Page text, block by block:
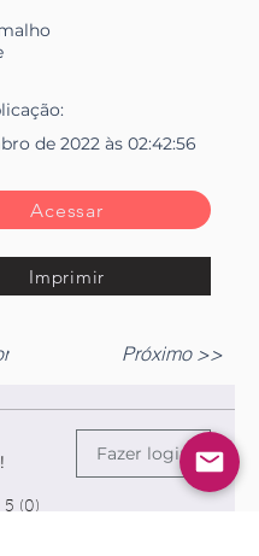
de 2022 às 02:42:56
Acessar
Imprimir
Próximo >>
Fazer login
(0)